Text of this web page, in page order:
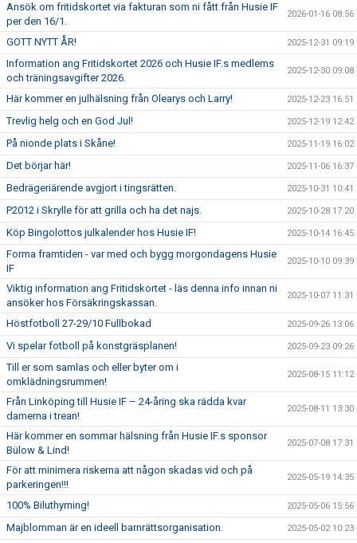
Ansök om fritidskortet via fakturan som ni fått från Husie IF
per den 16/1.
2026-01-16 08:56
GOTT NYTT ÅR! 2025-12-31 09:19
Information ang Fritidskortet 2026 och Husie IF.s medlems
och träningsavgifter 2026.
2025-12-30 09:08
Här kommer en julhälsning från Olearys och Larry! 2025-12-23 16:51
Trevlig helg och en God Jul! 2025-12-19 12:42
På nionde plats i Skåne! 2025-11-19 16:02
Det börjar här! 2025-11-06 16:37
Bedrägeriärende avgjort i tingsrätten. 2025-10-31 10:41
P2012 i Skrylle för att grilla och ha det najs. 2025-10-28 17:20
Köp Bingolottos julkalender hos Husie IF! 2025-10-14 16:45
Forma framtiden - var med och bygg morgondagens Husie
IF
2025-10-10 09:39
Viktig information ang Fritidskortet - läs denna info innan ni
ansöker hos Försäkringskassan.
2025-10-07 11:31
Höstfotboll 27-29/10 Fullbokad 2025-09-26 13:06
Vi spelar fotboll på konstgräsplanen! 2025-09-23 09:26
Till er som samlas och eller byter om i
omklädningsrummen!
2025-08-15 11:12
Från Linköping till Husie IF – 24-åring ska rädda kvar
damerna i trean!
2025-08-11 13:30
Här kommer en sommar hälsning från Husie IF.s sponsor
Bülow & Lind!
2025-07-08 17:31
För att minimera riskerna att någon skadas vid och på
parkeringen!!!
2025-05-19 14:35
100% Biluthyrning! 2025-05-06 15:56
Majblomman är en ideell barnrättsorganisation. 2025-05-02 10:23